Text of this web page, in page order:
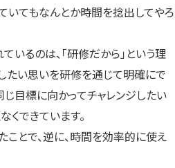
いてもなんとか時間を捻出してやろ
るのは、「研修だから」という理
たい思いを研修を通じて明確にで
じ目標に向かってチャレンジしたい
くできています。
ことで、逆に、時間を効率的に使え